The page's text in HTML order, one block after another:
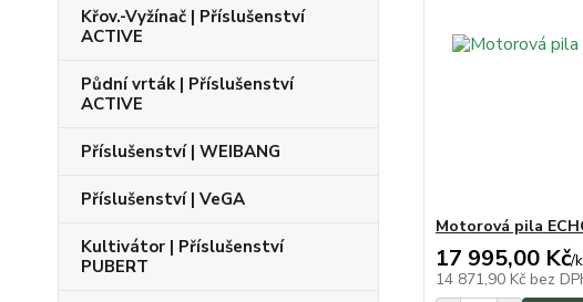
Křov.-Vyžínač | Příslušenství
ACTIVE
Půdní vrták | Příslušenství
ACTIVE
Příslušenství | WEIBANG
Příslušenství | VeGA
Kultivátor | Příslušenství
PUBERT
Motorová pila
17 995,00 Kč/
14 871,90 Kč bez